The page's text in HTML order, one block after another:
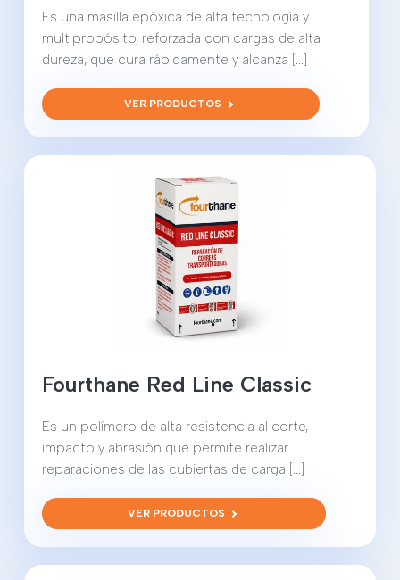
Es una masilla epóxica de alta tecnología y
multipropósito, reforzada con cargas de alta
dureza, que cura rápidamente y alcanza [...]
VER PRODUCTOS
Fourthane Red Line Classic
Es un polímero de alta resistencia al corte,
impacto y abrasión que permite realizar
reparaciones de las cubiertas de carga [...]
VER PRODUCTOS